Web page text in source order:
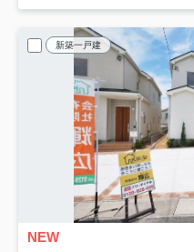
新築一戸建
NEW